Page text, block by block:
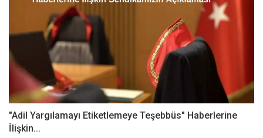
"Adil Yargılamayı Etiketlemeye Teşebbüs" Haberlerine
İlişkin...